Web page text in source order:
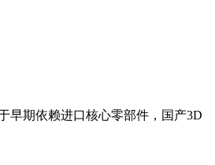
早期依赖进口核心零部件，国产3D